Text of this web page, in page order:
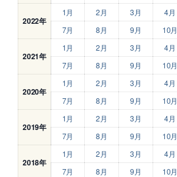
2022年
1月 2月 3月 4月
7月
8月 9月 10月
2021年
1月 2月 3月 4月
7月
8月 9月 10月
2020年
1月 2月 3月 4月
7月
8月 9月 10月
2019年
1月 2月 3月 4月
7月
8月 9月 10月
2018年
1月 2月 3月 4月
7月
8月 9月 10月